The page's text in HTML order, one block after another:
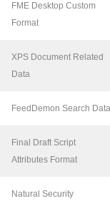
FME Desktop Custom
Format
XPS Document Related
Data
FeedDemon Search Data
Final Draft Script
Attributes Format
Natural Security